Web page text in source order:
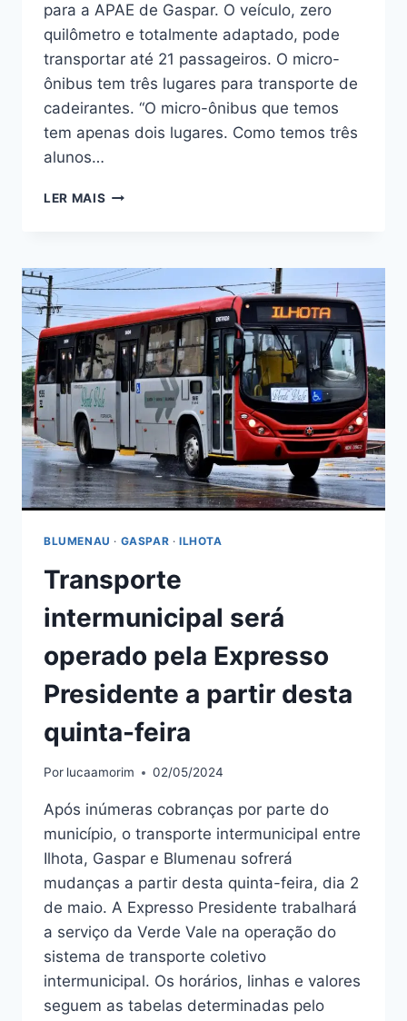
para a APAE de Gaspar. O veículo, zero
quilômetro e totalmente adaptado, pode
transportar até 21 passageiros. O micro-
ônibus tem três lugares para transporte de
cadeirantes. “O micro-ônibus que temos
tem apenas dois lugares. Como temos três
alunos…
LER MAIS APAE
NOVO
MICRO-
ÔNIBUS
PARA
TRANSPORTE
DE
ALUNOS
BLUMENAU · GASPAR · ILHOTA
Transporte
intermunicipal será
operado pela Expresso
Presidente a partir desta
quinta-feira
Por lucaamorim 02/05/2024
Após inúmeras cobranças por parte do
município, o transporte intermunicipal entre
Ilhota, Gaspar e Blumenau sofrerá
mudanças a partir desta quinta-feira, dia 2
de maio. A Expresso Presidente trabalhará
a serviço da Verde Vale na operação do
sistema de transporte coletivo
intermunicipal. Os horários, linhas e valores
seguem as tabelas determinadas pelo